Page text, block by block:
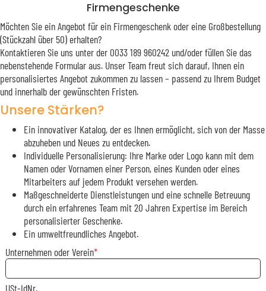
Firmengeschenke
Möchten Sie ein Angebot für ein Firmengeschenk oder eine Großbestellung
(Stückzahl über 50) erhalten?
Kontaktieren Sie uns unter der 0033 189 960242 und/oder füllen Sie das
nebenstehende Formular aus. Unser Team freut sich darauf, Ihnen ein
personalisiertes Angebot zukommen zu lassen – passend zu Ihrem Budget
und innerhalb der gewünschten Fristen.
Unsere Stärken?
Ein innovativer Katalog, der es Ihnen ermöglicht, sich von der Masse
abzuheben und Neues zu entdecken.
Individuelle Personalisierung: Ihre Marke oder Logo kann mit dem
Namen oder Vornamen einer Person, eines Kunden oder eines
Mitarbeiters auf jedem Produkt versehen werden.
Maßgeschneiderte Dienstleistungen und eine schnelle Betreuung
durch ein erfahrenes Team mit 20 Jahren Expertise im Bereich
personalisierter Geschenke.
Ein umweltfreundliches Angebot.
Unternehmen oder Verein
USt-IdNr.